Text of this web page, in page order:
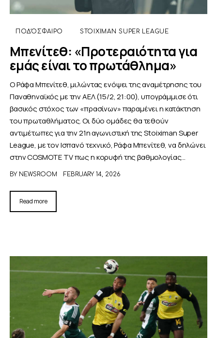
ΠΟΔΌΣΦΑΙΡΟ STOIXIMAN SUPER LEAGUE
Μπενίτεθ: «Προτεραιότητα για
εμάς είναι το πρωτάθλημα»
Ο Ράφα Μπενίτεθ, μιλώντας ενόψει της αναμέτρησης του
Παναθηναϊκός με την ΑΕΛ (15/2, 21:00), υπογράμμισε ότι
βασικός στόχος των «πρασίνων» παραμένει η κατάκτηση
του πρωταθλήματος. Οι δύο ομάδες θα τεθούν
αντιμέτωπες για την 21η αγωνιστική της Stoiximan Super
League, με τον Ισπανό τεχνικό, Ράφα Μπενίτεθ, να δηλώνει
στην COSMOTE TV πως η κορυφή της βαθμολογίας…
BY NEWSROOM FEBRUARY 14, 2026
Read more